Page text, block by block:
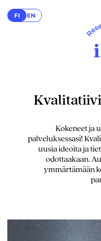
FI EN
Kokeneet ja
palveluksessasi!
uusia ideoita ja
odottaakaan.
ymmärtämään